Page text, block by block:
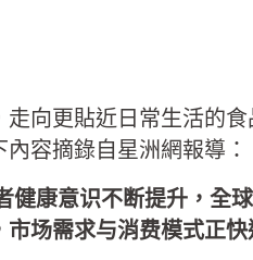
向更貼近日常生活的
容摘錄自星洲網報導：
健康意识不断提升，
场需求与消费模式正快